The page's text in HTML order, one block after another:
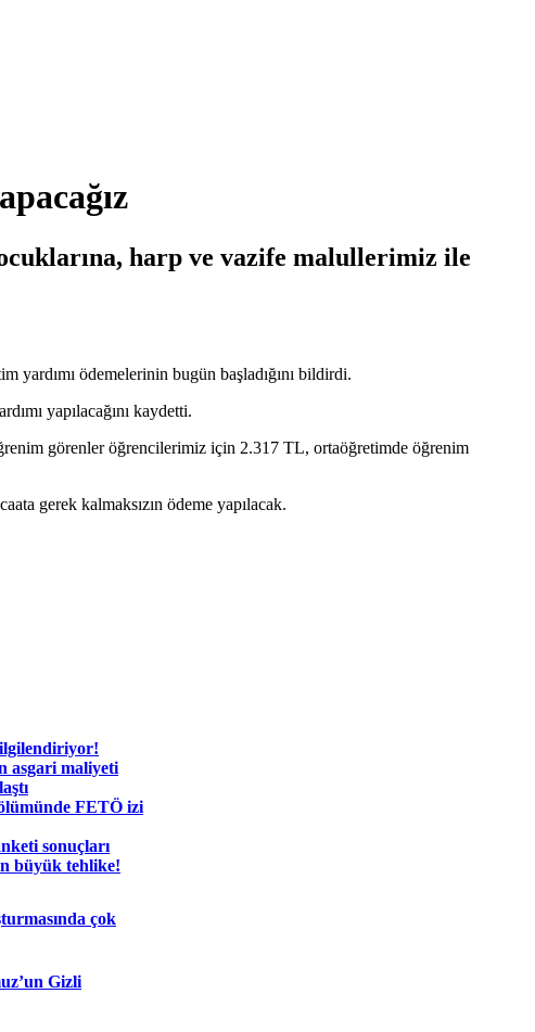
harp ve vazife malullerimiz ile
ödemelerinin bugün başladığını bildirdi.
yapılacağını kaydetti.
görenler öğrencilerimiz için 2.317 TL, ortaöğretimde öğrenim
gerek kalmaksızın ödeme yapılacak.
asgari maliyeti
FETÖ izi
sonuçları
büyük tehlike!
çok
Gizli